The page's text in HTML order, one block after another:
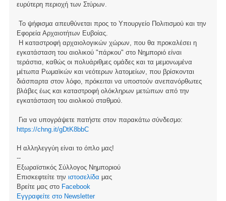
ευρύτερη περιοχή των Στύρων.
Το ψήφισμα απευθύνεται προς το Υπουργείο Πολιτισμού και την
Εφορεία Αρχαιοτήτων Ευβοίας.
Η καταστροφή αρχαιολογικών χώρων, που θα προκαλέσει η
εγκατάσταση του αιολικού "πάρκου" στο Νημποριό είναι
τεράστια, καθώς οι πολυάριθμες ομάδες και τα μεμονωμένα
μέτωπα Ρωμαϊκών και νεότερων λατομείων, που βρίσκονται
διάσπαρτα στον λόφο, πρόκειται να υποστούν ανεπανόρθωτες
βλάβες έως και καταστροφή ολόκληρων μετώπων από την
εγκατάσταση του αιολικού σταθμού.
Για να υπογράψετε πατήστε στον παρακάτω σύνδεσμο:
https://chng.it/gDtK8bbC
Η αλληλεγγύη είναι το όπλο μας!
--
Εξωραϊστικός Σύλλογος Νημποριού
Επισκεφτείτε την ιστοσελίδα μας
Βρείτε μας στο Facebook
Eγγραφείτε στο Newsletter